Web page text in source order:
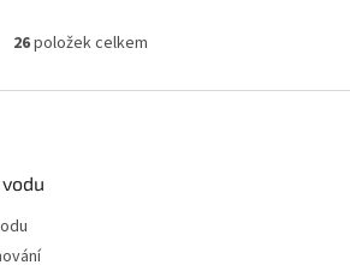
i
potrubí DN140.
O
l
26položek celkem